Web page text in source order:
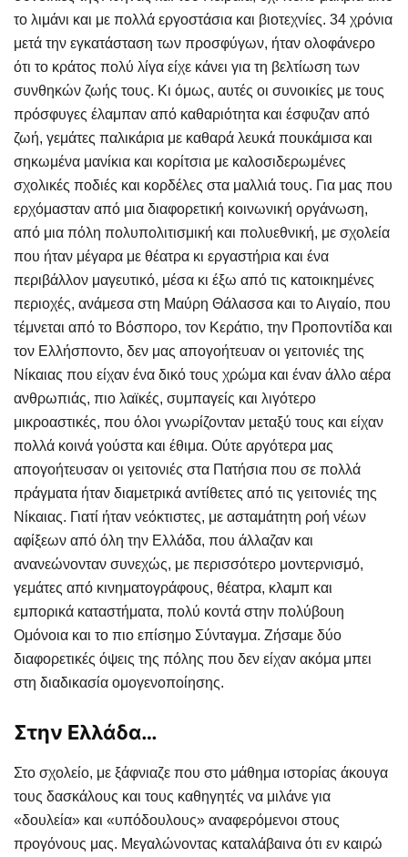
το λιμάνι και με πολλά εργοστάσια και βιοτεχνίες. 34 χρόνια
μετά την εγκατάσταση των προσφύγων, ήταν ολοφάνερο
ότι το κράτος πολύ λίγα είχε κάνει για τη βελτίωση των
συνθηκών ζωής τους. Κι όμως, αυτές οι συνοικίες με τους
πρόσφυγες έλαμπαν από καθαριότητα και έσφυζαν από
ζωή, γεμάτες παλικάρια με καθαρά λευκά πουκάμισα και
σηκωμένα μανίκια και κορίτσια με καλοσιδερωμένες
σχολικές ποδιές και κορδέλες στα μαλλιά τους. Για μας που
ερχόμασταν από μια διαφορετική κοινωνική οργάνωση,
από μια πόλη πολυπολιτισμική και πολυεθνική, με σχολεία
που ήταν μέγαρα με θέατρα κι εργαστήρια και ένα
περιβάλλον μαγευτικό, μέσα κι έξω από τις κατοικημένες
περιοχές, ανάμεσα στη Μαύρη Θάλασσα και το Αιγαίο, που
τέμνεται από το Βόσπορο, τον Κεράτιο, την Προποντίδα και
τον Ελλήσποντο, δεν μας απογοήτευαν οι γειτονιές της
Νίκαιας που είχαν ένα δικό τους χρώμα και έναν άλλο αέρα
ανθρωπιάς, πιο λαϊκές, συμπαγείς και λιγότερο
μικροαστικές, που όλοι γνωρίζονταν μεταξύ τους και είχαν
πολλά κοινά γούστα και έθιμα. Ούτε αργότερα μας
απογοήτευσαν οι γειτονιές στα Πατήσια που σε πολλά
πράγματα ήταν διαμετρικά αντίθετες από τις γειτονιές της
Νίκαιας. Γιατί ήταν νεόκτιστες, με ασταμάτητη ροή νέων
αφίξεων από όλη την Ελλάδα, που άλλαζαν και
ανανεώνονταν συνεχώς, με περισσότερο μοντερνισμό,
γεμάτες από κινηματογράφους, θέατρα, κλαμπ και
εμπορικά καταστήματα, πολύ κοντά στην πολύβουη
Ομόνοια και το πιο επίσημο Σύνταγμα. Ζήσαμε δύο
διαφορετικές όψεις της πόλης που δεν είχαν ακόμα μπει
στη διαδικασία ομογενοποίησης.
Στην Ελλάδα…
Στο σχολείο, με ξάφνιαζε που στο μάθημα ιστορίας άκουγα
τους δασκάλους και τους καθηγητές να μιλάνε για
«δουλεία» και «υπόδουλους» αναφερόμενοι στους
προγόνους μας. Μεγαλώνοντας καταλάβαινα ότι εν καιρώ